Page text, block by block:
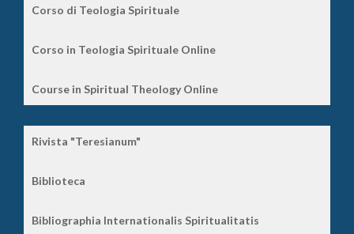
Corso di Teologia Spirituale
Corso in Teologia Spirituale Online
Course in Spiritual Theology Online
Rivista "Teresianum"
Biblioteca
Bibliographia Internationalis Spiritualitatis